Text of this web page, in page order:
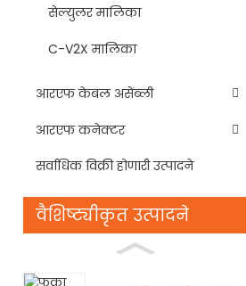
सेल्युलर मालिका
C-V2X मालिका
आरएफ केबल असेंब्ली
आरएफ कनेक्टर
सर्वाधिक विक्री होणारी उत्पादने
वैशिष्ट्यीकृत उत्पादने